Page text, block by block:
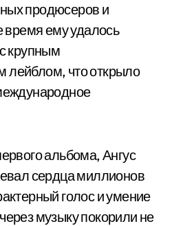
продюсеров и
время ему удалось
крупным
лейблом, что открыло
альбома, Ангус
сердца миллионов
голос и умение
музыку покорили не